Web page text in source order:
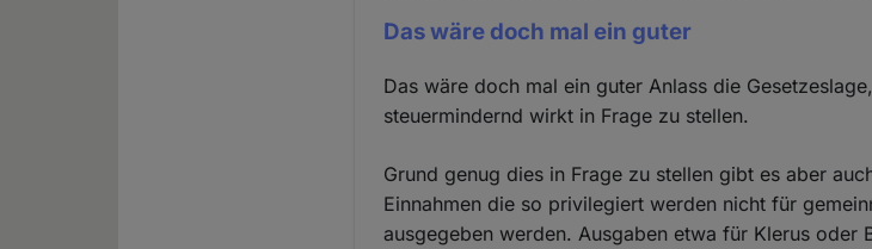
Das wäre doch mal ein guter
Das wäre doch mal ein guter Anlass die
steuermindernd wirkt in Frage zu stellen.
Grund genug dies in Frage zu stellen gibt es aber
Einnahmen die so privilegiert werden nicht für
ausgegeben werden. Ausgaben etwa für Klerus oder